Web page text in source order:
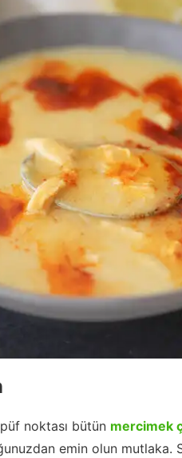
noktası bütün mercimek
emin olun